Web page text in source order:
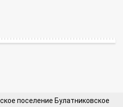
поселение Булатниковское